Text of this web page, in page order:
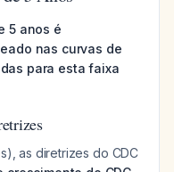
5 anos é
nas curvas de
para esta faixa
as diretrizes do CDC